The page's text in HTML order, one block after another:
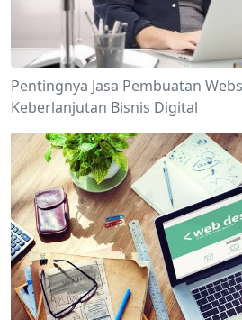
Pentingnya Jasa Pembuatan
Keberlanjutan Bisnis Digital